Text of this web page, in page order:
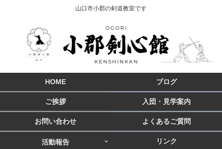
山口市小郡の剣道教室です
HOME ブログ
ご挨拶 入団・見学案内
お問い合わせ よくあるご質問
活動報告 リンク